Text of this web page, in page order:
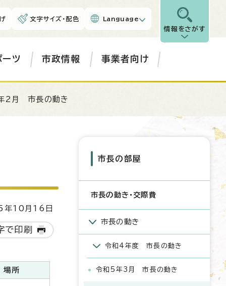
文字サイズ・配色 Language
情報をさがす
ーツ 市政情報 事業者向け
2月 市長の動き
10月16日
で印刷
場所
市長の部屋
市長の動き・交際費
市長の動き
令和4年度 市長の動き
令和5年3月 市長の動き